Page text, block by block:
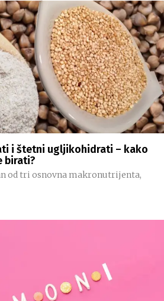
i štetni ugljikohidrati – kako
birati?
od tri osnovna makronutrijenta,